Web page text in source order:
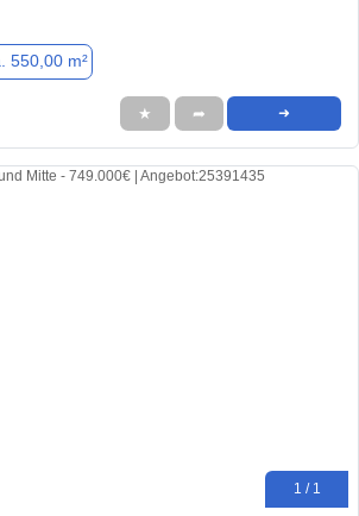
550,00 m²
★ ➦ ➜
1 / 1